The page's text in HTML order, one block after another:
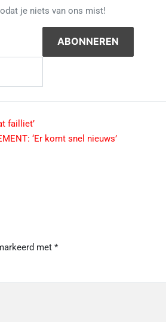
je niets van ons mist!
failliet’
‘Er komt snel nieuws’
met *